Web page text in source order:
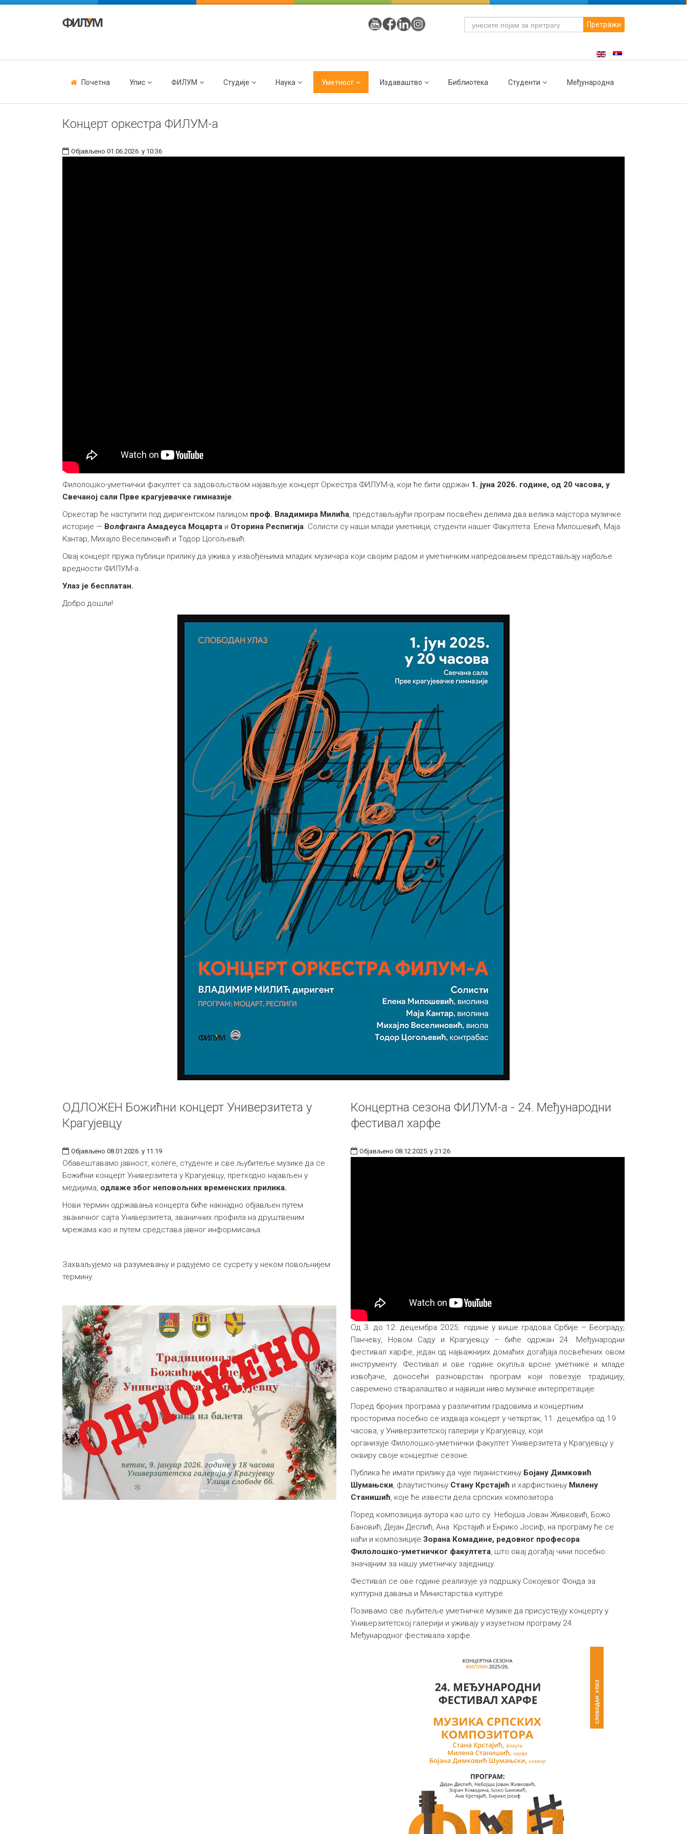
Претражи
Почетна Упис ФИЛУМ Студије Наука Уметност Издаваштво Библиотека Студенти Међународна
Концерт оркестра ФИЛУМ-а
Објављено 01.06.2026. у 10:36
Филолошко-уметнички факултет са задовољством најављује концерт Оркестра ФИЛУМ-а, који ће бити одржан 1. јуна 2026. године, од 20 часова, у
Свечаној сали Прве крагујевачке гимназије.
Оркестар ће наступити под диригентском палицом проф. Владимира Милића, представљајући програм посвећен делима два велика мајстора музичке
историје — Волфганга Амадеуса Моцарта и Оторина Респигија. Солисти су наши млади уметници, студенти нашег Факултета: Елена Милошевић, Маја
Кантар, Михајло Веселиновић и Тодор Цогољевић.
Овај концерт пружа публици прилику да ужива у извођењима младих музичара који својим радом и уметничким напредовањем представљају најбоље
вредности ФИЛУМ-а.
Улаз је бесплатан.
Добро дошли!
ОДЛОЖЕН Божићни концерт Универзитета у
Крагујевцу
Објављено 08.01.2026. у 11:19
Обавештавамо јавност, колеге, студенте и све љубитеље музике да се
Божићни концерт Универзитета у Крагујевцу, претходно најављен у
медијима, одлаже због неповољних временских прилика.
Нови термин одржавања концерта биће накнадно објављен путем
званичног сајта Универзитета, званичних профила на друштвеним
мрежама као и путем средстава јавног информисања.
Захваљујемо на разумевању и радујемо се сусрету у неком повољнијем
термину.
Концертна сезона ФИЛУМ-а - 24. Међународни
фестивал харфе
Објављено 08.12.2025. у 21:26
Од 3. до 12. децембра 2025. године у више градова Србије – Београду,
Панчеву, Новом Саду и Крагујевцу – биће одржан 24. Међународни
фестивал харфе, један од најважнијих домаћих догађаја посвећених овом
инструменту. Фестивал и ове године окупља врсне уметнике и младе
извођаче, доносећи разноврстан програм који повезује традицију,
савремено стваралаштво и највиши ниво музичке интерпретације.
Поред бројних програма у различитим градовима и концертним
просторима посебно се издваја концерт у четвртак, 11. децембра од 19
часова, у Универзитетској галерији у Крагујевцу, који
организује Филолошко-уметнички факултет Универзитета у Крагујевцу у
оквиру своје концертне сезоне.
Публика ће имати прилику да чује пијанисткињу Бојану Димковић
Шумањски, флаутисткињу Стану Крстајић и харфисткињу Милену
Станишић, које ће извести дела српских композитора.
Поред композиција аутора као што су Небојша Јован Живковић, Божо
Бановић, Дејан Деспић, Ана Крстајић и Енрико Јосиф, на програму ће се
наћи и композицијеЗорана Комадине, редовног професора
Филолошко-уметничког факултета, што овај догађај чини посебно
значајним за нашу уметничку заједницу.
Фестивал се ове године реализује уз подршку Сокојевог Фонда за
културна давања и Министарства културе.
Позивамо све љубитеље уметничке музике да присуствују концерту у
Универзитетској галерији и уживају у изузетном програму 24.
Међународног фестивала харфе.